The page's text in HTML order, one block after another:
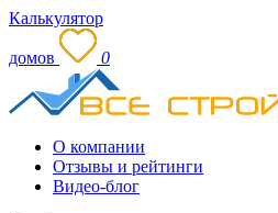
Калькулятор
домов 0
О компании
Отзывы и рейтинги
Видео-блог